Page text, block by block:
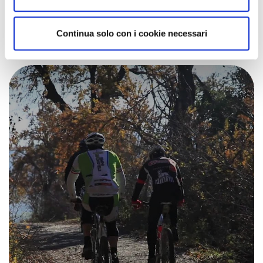
Continua solo con i cookie necessari
Strolling the Rimini Riviera in the
company of the snail